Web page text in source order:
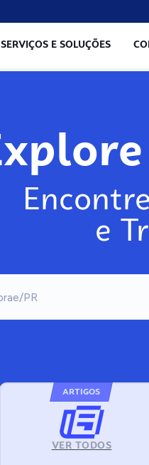
SERVIÇOS E SOLUÇÕES
e
ARTIGOS
VER TODOS